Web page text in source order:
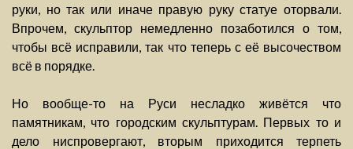
руки, но так или иначе правую руку статуе оторвали.
Впрочем, скульптор немедленно позаботился о том,
чтобы всё исправили, так что теперь с её высочеством
всё в порядке.
Но вообще-то на Руси несладко живётся что
памятникам, что городским скульптурам. Первых то и
дело ниспровергают, вторым приходится терпеть